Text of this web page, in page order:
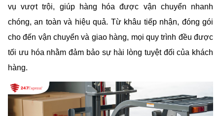
vụ vượt trội, giúp hàng hóa được vận chuyển nhanh
chóng, an toàn và hiệu quả. Từ khâu tiếp nhận, đóng gói
cho đến vận chuyển và giao hàng, mọi quy trình đều được
tối ưu hóa nhằm đảm bảo sự hài lòng tuyệt đối của khách
hàng.